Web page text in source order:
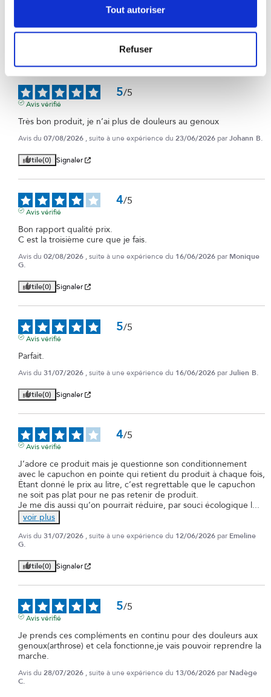
Tout autoriser
Refuser
5/5
Avis vérifié
Très bon produit, je n’ai plus de douleurs au genoux
Avis du 07/08/2026 , suite à une expérience du 23/06/2026 parJohann B.
Utile(0) Signaler
4/5
Avis vérifié
Bon rapport qualité prix.
C est la troisième cure que je fais.
Avis du 02/08/2026 , suite à une expérience du 16/06/2026 par Monique
G.
Utile(0) Signaler
5/5
Avis vérifié
Parfait.
Avis du 31/07/2026 , suite à une expérience du 16/06/2026 parJulien B.
Utile(0) Signaler
4/5
Avis vérifié
J’adore ce produit mais je questionne son conditionnement
avec le capuchon en pointe qui retient du produit à chaque fois,
Étant donné le prix au litre, c’est regrettable que le capuchon
ne soit pas plat pour ne pas retenir de produit.
Je me dis aussi qu’on pourrait réduire, par souci écologique l...
voir plus
Avis du 31/07/2026 , suite à une expérience du 12/06/2026 par Emeline
G.
Utile(0) Signaler
5/5
Avis vérifié
Je prends ces compléments en continu pour des douleurs aux
genoux(arthrose) et cela fonctionne,je vais pouvoir reprendre la
marche.
Avis du 28/07/2026 , suite à une expérience du 13/06/2026 par Nadège
C.